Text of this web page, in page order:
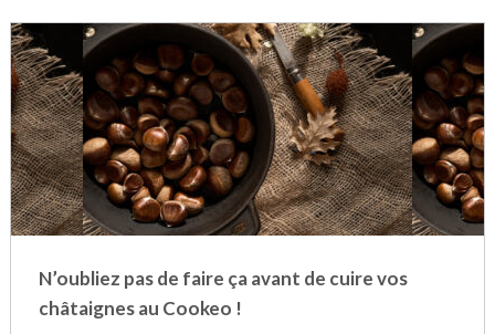
N’oubliez pas de faire ça avant de cuire vos
châtaignes au Cookeo !